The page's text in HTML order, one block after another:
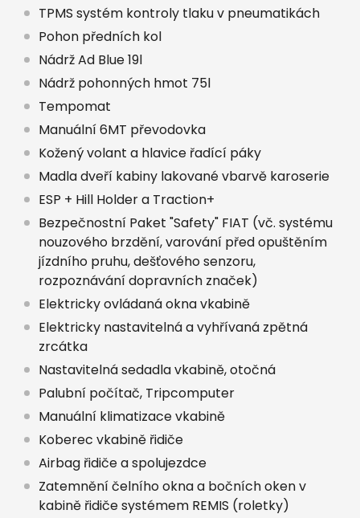
TPMS systém kontroly tlaku v pneumatikách
Pohon předních kol
Nádrž Ad Blue 19l
Nádrž pohonných hmot 75l
Tempomat
Manuální 6MT převodovka
Kožený volant a hlavice řadící páky
Madla dveří kabiny lakované vbarvě karoserie
ESP + Hill Holder a Traction+
Bezpečnostní Paket "Safety" FIAT (vč. systému
nouzového brzdění, varování před opuštěním
jízdního pruhu, dešťového senzoru,
rozpoznávání dopravních značek)
Elektricky ovládaná okna vkabině
Elektricky nastavitelná a vyhřívaná zpětná
zrcátka
Nastavitelná sedadla vkabině, otočná
Palubní počítač, Tripcomputer
Manuální klimatizace vkabině
Koberec vkabině řidiče
Airbag řidiče a spolujezdce
Zatemnění čelního okna a bočních oken v
kabině řidiče systémem REMIS (roletky)